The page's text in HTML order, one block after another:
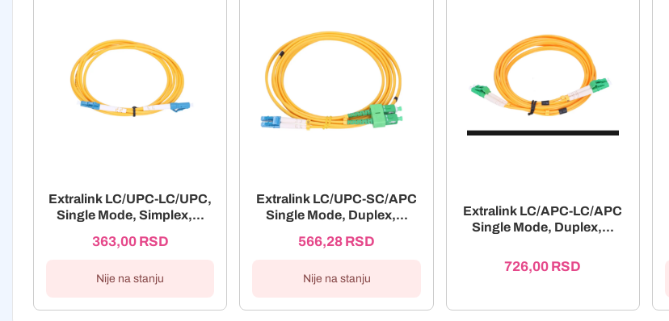
Extralink LC/UPC-LC/UPC,
Single Mode, Simplex,...
363,00 RSD
Nije na stanju
Extralink LC/UPC-SC/APC
Single Mode, Duplex,...
566,28 RSD
Nije na stanju
Extralink LC/APC-LC/APC
Single Mode, Duplex,...
726,00 RSD